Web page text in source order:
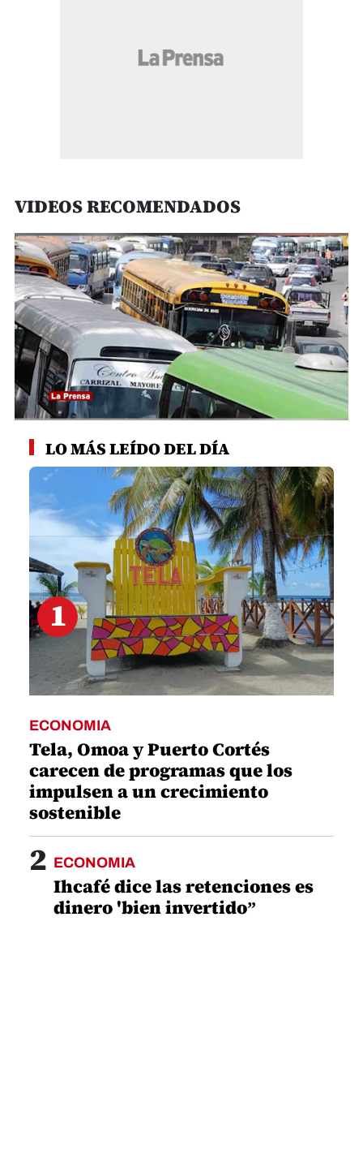
VIDEOS RECOMENDADOS
seconds
minute,
LO MÁS LEÍDO DEL DÍA
1
ECONOMIA
Tela, Omoa y Puerto Cortés
carecen de programas que los
impulsen a un crecimiento
sostenible
2 ECONOMIA
Ihcafé dice las retenciones es
dinero 'bien invertido”